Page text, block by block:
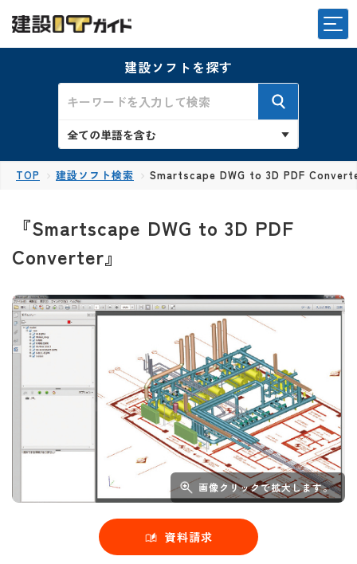
建設ソフトを探す
TOP 建設ソフト検索 Smartscape DWG to 3D PDF
『Smartscape DWG to 3D PDF
Converter』
画像クリックで拡大します。
資料請求